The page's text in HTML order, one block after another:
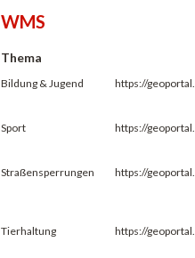
WMS
Thema
Bildung & Jugend https://
Sport https://
Straßensperrungen https://
Tierhaltung https://